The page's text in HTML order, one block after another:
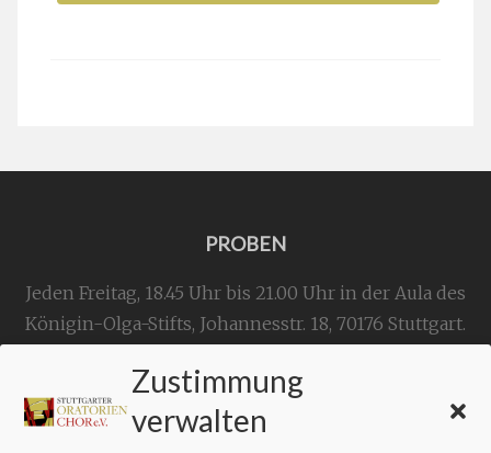
Zustimmung
verwalten
PROBEN
Jeden Freitag, 18.45 Uhr bis 21.00 Uhr in der Aula des
Königin-Olga-Stifts, Johannesstr. 18, 70176 Stuttgart.
KONTAKT
Geschäftsstelle: